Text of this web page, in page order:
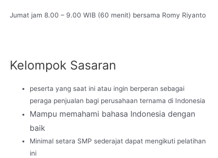
Jumat jam 8.00 – 9.00 WIB (60 menit) bersama Romy Riyanto
Kelompok Sasaran
peserta yang saat ini atau ingin berperan sebagai
peraga penjualan bagi perusahaan ternama di Indonesia
Mampu memahami bahasa Indonesia dengan
baik
Minimal setara SMP sederajat dapat mengikuti pelatihan
ini